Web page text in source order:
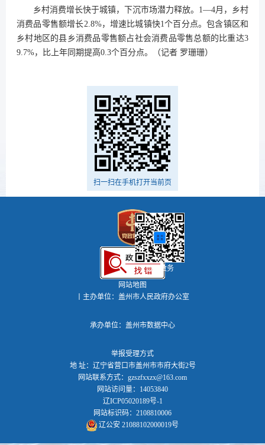
乡村消费增长快于城镇，下沉市场潜力释放。1—4月，乡村
消费品零售额增长2.8%，增速比城镇快1个百分点。包含镇区和
乡村地区的县乡消费品零售额占社会消费品零售总额的比重达3
9.7%，比上年同期提高0.3个百分点。（记者 罗珊珊）
扫一扫在手机打开当前页
盖州政务
网站地图
丨主办单位：盖州市人民政府办公室
承办单位：盖州市数据中心
举报受理方式
地 址：辽宁省营口市盖州市市府大街2号
网站联系方式：gzszfxxzx@163.com
网站访问量：14053840
辽ICP05020189号-1
网站标识码：2108810006
辽公安 21088102000019号